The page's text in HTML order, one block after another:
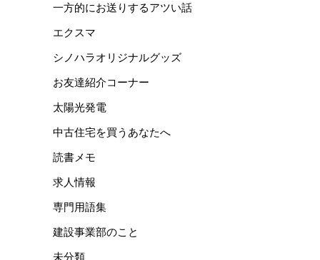
一方的にお送りするアツい話
エクスマ
シノハラオリジナルグッズ
お友達紹介コーナー
太陽光発電
中古住宅を買うあなたへ
読書メモ
求人情報
専門用語集
建設事業部のこと
未分類